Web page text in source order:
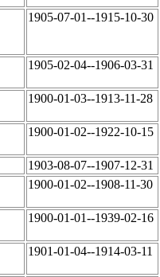
1905-07-01--1915-10-30
1905-02-04--1906-03-31
1900-01-03--1913-11-28
1900-01-02--1922-10-15
1903-08-07--1907-12-31
1900-01-02--1908-11-30
1900-01-01--1939-02-16
1901-01-04--1914-03-11